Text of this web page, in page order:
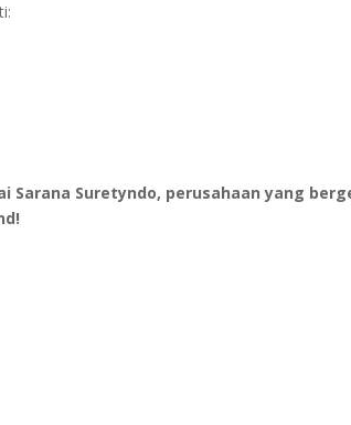
Sarana Suretyndo, perusahaan yang